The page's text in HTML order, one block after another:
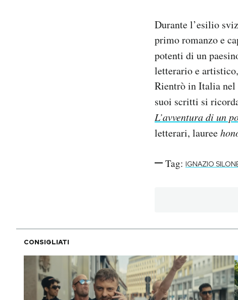
Durante l’esilio
primo romanzo e
potenti di un
letterario e
Rientrò in Italia nel
suoi scritti si
L’avventura di un
letterari, lauree
Tag: IGNAZIO
CONSIGLIATI